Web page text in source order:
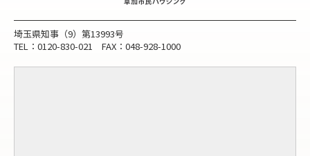
埼玉県知事（9）第13993号
TEL：0120-830-021 FAX：048-928-1000